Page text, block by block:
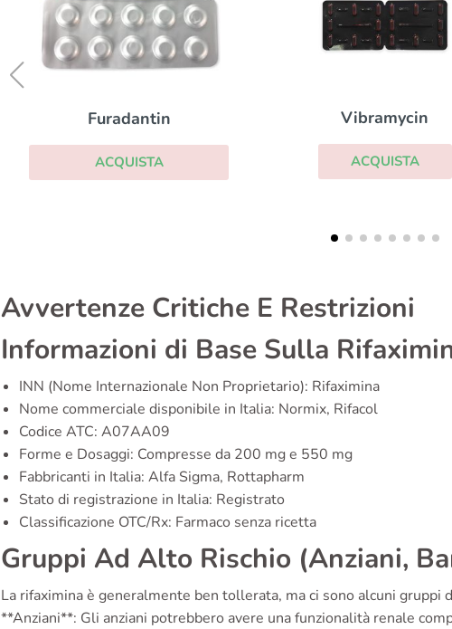
Vibramycin
ACQUISTA
Bactrim
ACQUISTA
Avvertenze Critiche E Restrizioni
Informazioni di Base Sulla
INN (Nome Internazionale Non Proprietario): Rifaximina
Nome commerciale disponibile in Italia: Normix, Rifacol
Codice ATC: A07AA09
Forme e Dosaggi: Compresse da 200 mg e 550 mg
Fabbricanti in Italia: Alfa Sigma, Rottapharm
Stato di registrazione in Italia: Registrato
Classificazione OTC/Rx: Farmaco senza ricetta
Gruppi Ad Alto Rischio (Anziani,
La rifaximina è generalmente ben tollerata, ma ci sono alcuni
**Anziani**: Gli anziani potrebbero avere una funzionalità renale